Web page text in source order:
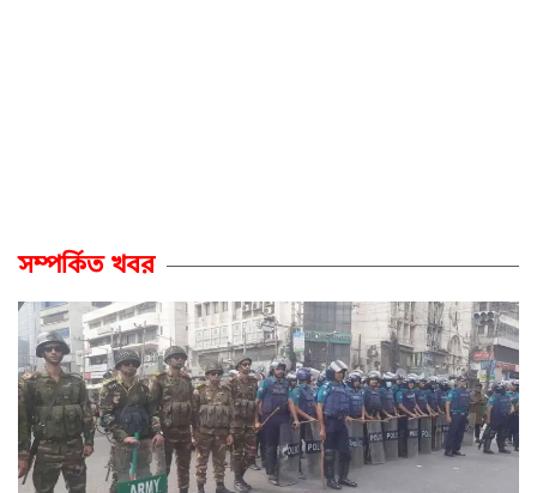
সম্পর্কিত খবর